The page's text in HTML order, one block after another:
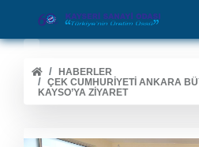
HABERLER
ÇEK CUMHURIYETI ANKARA
KAYSO’YA ZIYARET